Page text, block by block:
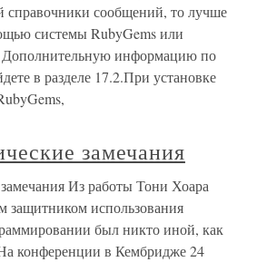
справочники сообщений, то лучше
системы RubyGems или
Дополнительную информацию по
в разделе 17.2.При установке
замечания
Из работы Тони Хоара
защитником использования
был никто иной, как
конференции в Кембридже 24